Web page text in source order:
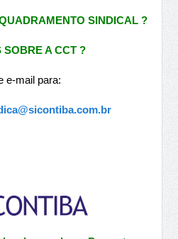
SINDICAL ?
SOBRE A CCT ?
e-mail para: